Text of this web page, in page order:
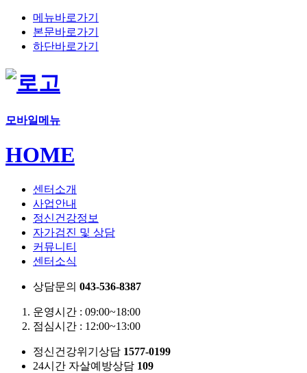
메뉴바로가기
본문바로가기
하단바로가기
모바일메뉴
HOME
센터소개
사업안내
정신건강정보
자가검진 및 상담
커뮤니티
센터소식
상담문의 043-536-8387
운영시간 : 09:00~18:00
점심시간 : 12:00~13:00
정신건강위기상담 1577-0199
24시간 자살예방상담 109